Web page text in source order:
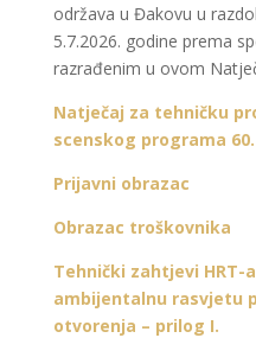
održava u Đakovu u
5.7.2026. godine prema
razrađenim u ovom
Natječaj za tehničku
scenskog programa
Prijavni obrazac
Obrazac troškovnika
Tehnički zahtjevi HRT-
ambijentalnu rasvjetu
otvorenja – prilog I.